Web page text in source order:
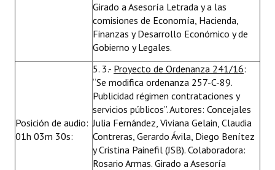
Girado a Asesoría Letrada y a las
comisiones de Economía, Hacienda,
Finanzas y Desarrollo Económico y de
Gobierno y Legales.
Posición de audio:
01h 03m 30s:
5. 3.- Proyecto de Ordenanza 241/16:
“Se modifica ordenanza 257-C-89.
Publicidad régimen contrataciones y
servicios públicos”. Autores: Concejales
Julia Fernández, Viviana Gelain, Claudia
Contreras, Gerardo Ávila, Diego Benítez
y Cristina Painefil (JSB). Colaboradora:
Rosario Armas. Girado a Asesoría